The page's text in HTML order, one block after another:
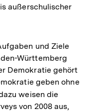
außerschulischer
und Ziele
Württemberg
Demokratie gehört
geben ohne
weisen die
von 2008 aus,